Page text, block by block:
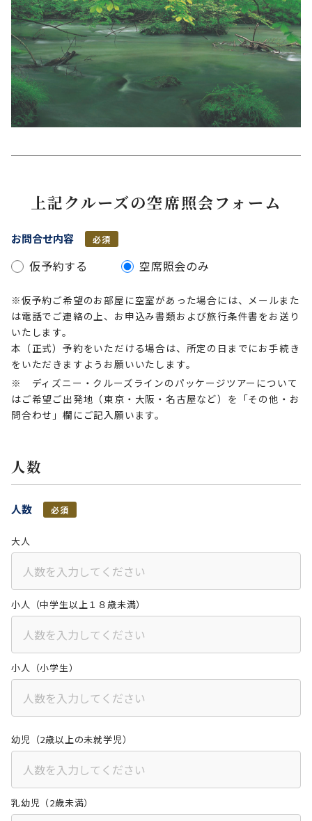
上記クルーズの空席照会フォーム
お問合せ内容 必須
仮予約する 空席照会のみ
※仮予約ご希望のお部屋に空室があった場合には、メールまた
は電話でご連絡の上、お申込み書類および旅行条件書をお送り
いたします。
本（正式）予約をいただける場合は、所定の日までにお手続き
をいただきますようお願いいたします。
※ ディズニー・クルーズラインのパッケージツアーについて
はご希望ご出発地（東京・大阪・名古屋など）を「その他・お
問合わせ」欄にご記入願います。
人数
人数 必須
大人
小人（中学生以上１８歳未満）
小人（小学生）
幼児（2歳以上の未就学児）
乳幼児（2歳未満）